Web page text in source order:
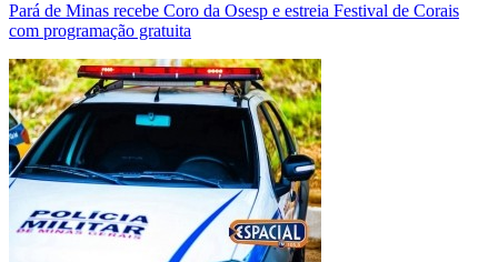
Pará de Minas recebe Coro da Osesp e estreia Festival de Corais
com programação gratuita